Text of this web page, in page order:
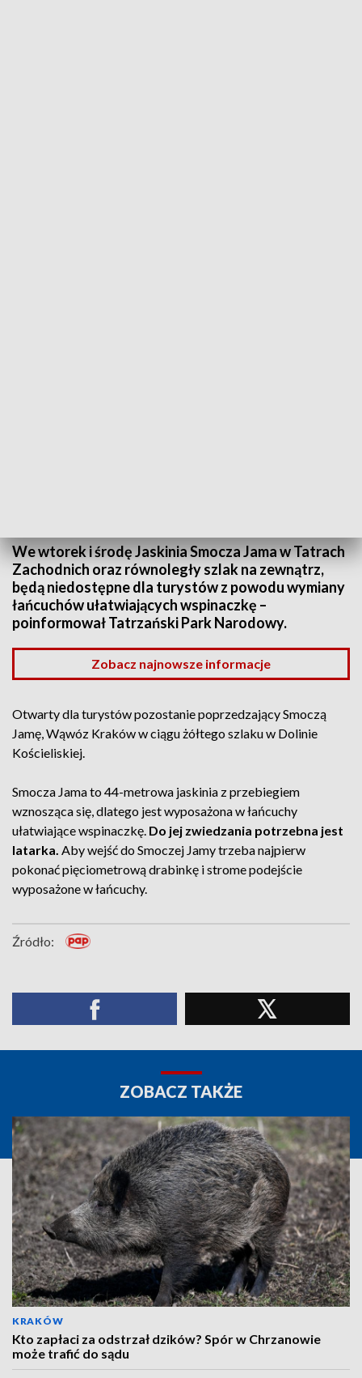
We wtorek i środę Jaskinia Smocza Jama w Tatrach
Zachodnich oraz równoległy szlak na zewnątrz,
będą niedostępne dla turystów z powodu wymiany
łańcuchów ułatwiających wspinaczkę –
poinformował Tatrzański Park Narodowy.
Zobacz najnowsze informacje
Otwarty dla turystów pozostanie poprzedzający Smoczą
Jamę, Wąwóz Kraków w ciągu żółtego szlaku w Dolinie
Kościeliskiej.
Smocza Jama to 44-metrowa jaskinia z przebiegiem
wznosząca się, dlatego jest wyposażona w łańcuchy
ułatwiające wspinaczkę. Do jej zwiedzania potrzebna jest
latarka. Aby wejść do Smoczej Jamy trzeba najpierw
pokonać pięciometrową drabinkę i strome podejście
wyposażone w łańcuchy.
Źródło:
ZOBACZ TAKŻE
KRAKÓW
Kto zapłaci za odstrzał dzików? Spór w Chrzanowie
może trafić do sądu